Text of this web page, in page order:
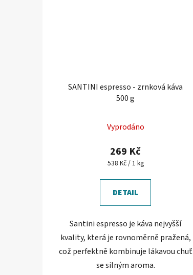
SANTINI espresso - zrnková káva
500 g
Vyprodáno
269 Kč
Měrná
538 Kč / 1 kg
DETAIL
Santini espresso je káva nejvyšší
kvality, která je rovnoměrně pražená,
což perfektně kombinuje lákavou chuť
se silným aroma.